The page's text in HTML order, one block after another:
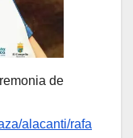
de
alacanti/rafa